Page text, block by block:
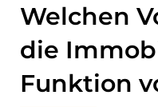
Welchen
die
Funktion